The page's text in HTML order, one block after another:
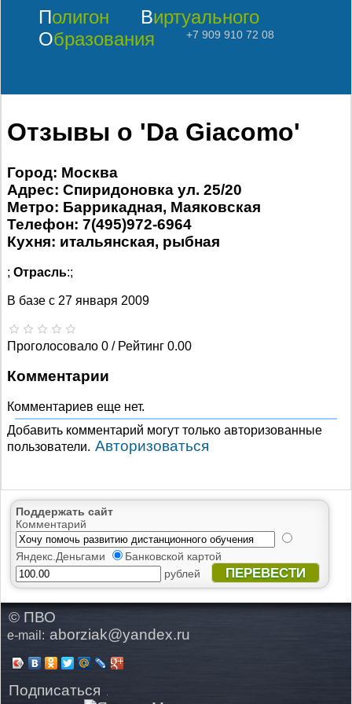
Полигон
Виртуального
Образования
+7 909 910 72 08
Отзывы о 'Da Giacomo'
Город: Москва
Адрес: Спиридоновка ул. 25/20
Метро: Баррикадная, Маяковская
Телефон: 7(495)972-6964
Кухня: итальянская, рыбная
; Отрасль:;
В базе с 27 января 2009
Проголосовало 0 / Рейтинг 0.00
Комментарии
Комментариев еще нет.
Добавить комментарий могут только авторизованные
пользователи. Авторизоваться
Поддержать сайт
Комментарий
Яндекс.Деньгами
Банковской картой
рублей
ПЕРЕВЕСТИ
© ПВО
e-mail: aborziak@yandex.ru
Подписаться